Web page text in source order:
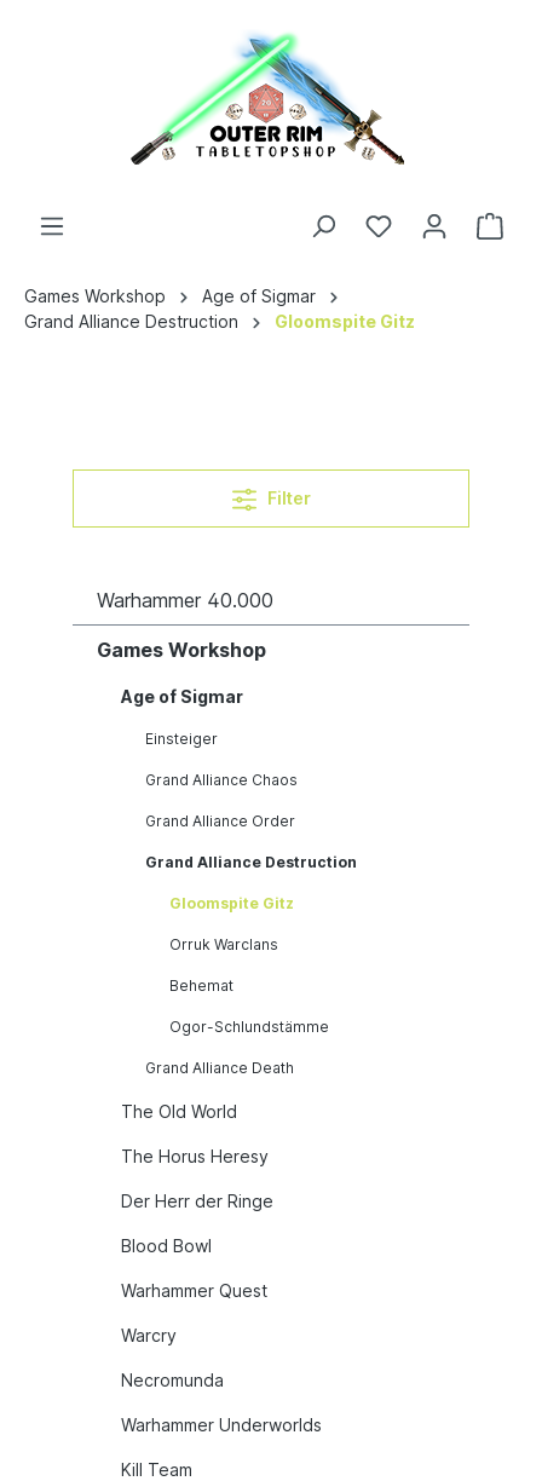
Games Workshop
Age of Sigmar
Grand Alliance Destruction
Gloomspite Gitz
Filter
Warhammer 40.000
Games Workshop
Age of Sigmar
Einsteiger
Grand Alliance Chaos
Grand Alliance Order
Grand Alliance Destruction
Gloomspite Gitz
Orruk Warclans
Behemat
Ogor-Schlundstämme
Grand Alliance Death
The Old World
The Horus Heresy
Der Herr der Ringe
Blood Bowl
Warhammer Quest
Warcry
Necromunda
Warhammer Underworlds
Kill Team